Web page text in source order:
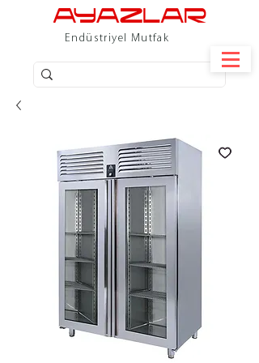
Endüstriyel Mutfak